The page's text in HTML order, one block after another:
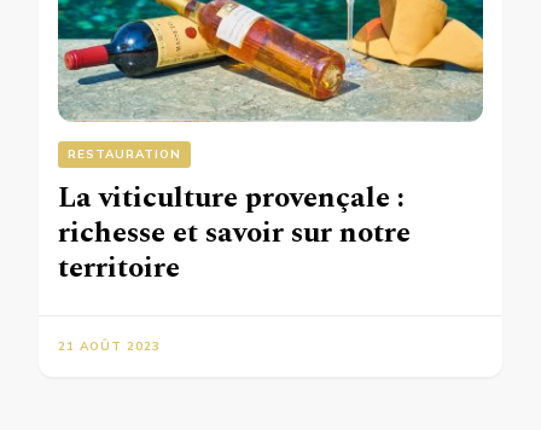
RESTAURATION
La viticulture provençale :
richesse et savoir sur notre
territoire
21 AOÛT 2023